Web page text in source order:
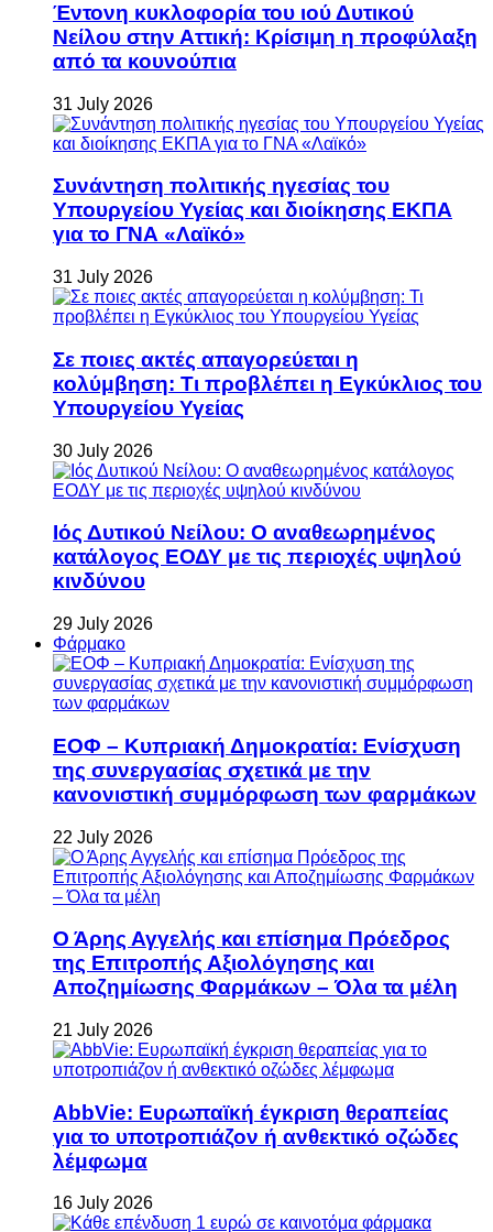
Έντονη κυκλοφορία του ιού Δυτικού
Νείλου στην Αττική: Κρίσιμη η προφύλαξη
από τα κουνούπια
31 July 2026
Συνάντηση πολιτικής ηγεσίας του
Υπουργείου Υγείας και διοίκησης ΕΚΠΑ
για το ΓΝΑ «Λαϊκό»
31 July 2026
Σε ποιες ακτές απαγορεύεται η
κολύμβηση: Τι προβλέπει η Εγκύκλιος του
Υπουργείου Υγείας
30 July 2026
Ιός Δυτικού Νείλου: Ο αναθεωρημένος
κατάλογος ΕΟΔΥ με τις περιοχές υψηλού
κινδύνου
29 July 2026
Φάρμακο
ΕΟΦ – Κυπριακή Δημοκρατία: Ενίσχυση
της συνεργασίας σχετικά με την
κανονιστική συμμόρφωση των φαρμάκων
22 July 2026
Ο Άρης Αγγελής και επίσημα Πρόεδρος
της Επιτροπής Αξιολόγησης και
Αποζημίωσης Φαρμάκων – Όλα τα μέλη
21 July 2026
AbbVie: Ευρωπαϊκή έγκριση θεραπείας
για το υποτροπιάζον ή ανθεκτικό οζώδες
λέμφωμα
16 July 2026